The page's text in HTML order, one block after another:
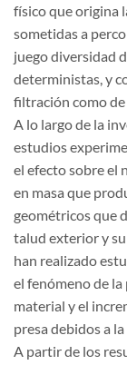
físico que origina
sometidas a
juego diversidad
deterministas, y
filtración como
A lo largo de la
estudios
el efecto sobre el
en masa que
geométricos que
talud exterior y su
han realizado
el fenómeno de
material y el
presa debidos a
A partir de los